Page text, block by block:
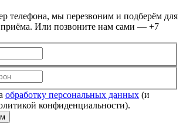
телефона, мы перезвоним и подберём для
приёма. Или позвоните нам сами — +7
обработку персональных данных (и
конфиденциальности).